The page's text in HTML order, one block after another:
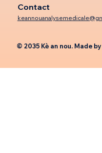
Contact
© 2035 Kè an nou. Made by